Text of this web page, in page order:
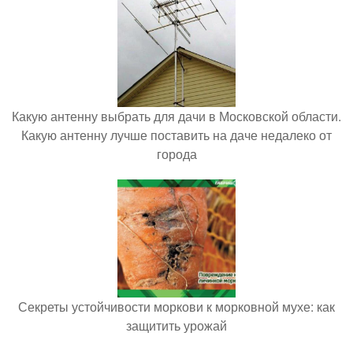
Какую антенну выбрать для дачи в Московской области.
Какую антенну лучше поставить на даче недалеко от
города
Секреты устойчивости моркови к морковной мухе: как
защитить урожай